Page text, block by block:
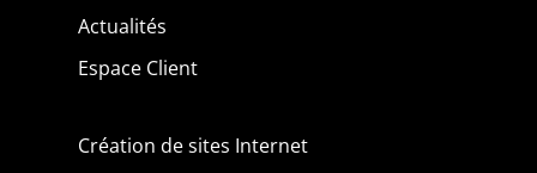
Actualités
Espace Client
Création de sites Internet